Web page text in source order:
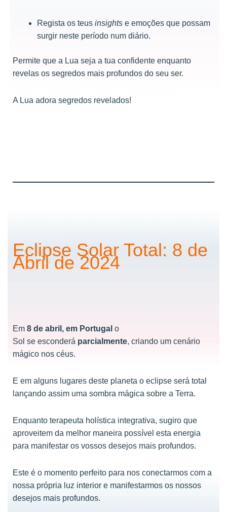
Regista os teus insightse emoções que possam
surgir neste período num diário.
Permite que a Lua seja a tua confidente enquanto
revelas os segredos mais profundos do seu ser.
A Lua adora segredos revelados!
Eclipse Solar Total: 8 de
Abril de 2024
Em 8 de abril, em Portugal o
Sol se esconderá parcialmente, criando um cenário
mágico nos céus.
E em alguns lugares deste planeta o eclipse será total
lançando assim uma sombra mágica sobre a Terra.
Enquanto terapeuta holística integrativa, sugiro que
aproveitem da melhor maneira possível esta energia
para manifestar os vossos desejos mais profundos.
Este é o momento perfeito para nos conectarmos com a
nossa própria luz interior e manifestarmos os nossos
desejos mais profundos.